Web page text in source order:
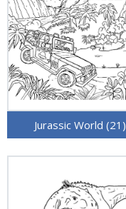
Jurassic World (21)